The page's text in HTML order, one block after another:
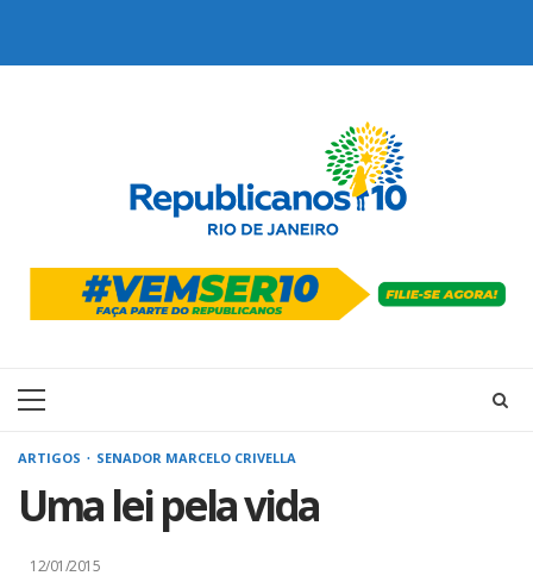
Primary
ARTIGOS SENADOR MARCELO CRIVELLA
Uma lei pela vida
12/01/2015